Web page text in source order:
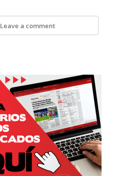
Leave a comment